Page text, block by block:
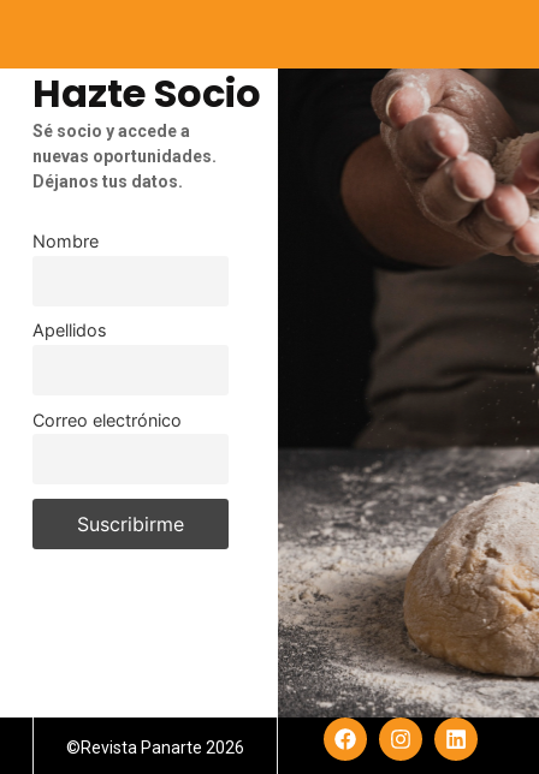
Hazte Socio
Sé socio y accede a
nuevas oportunidades.
Déjanos tus datos.
Nombre
Apellidos
Correo electrónico
©Revista Panarte 2026